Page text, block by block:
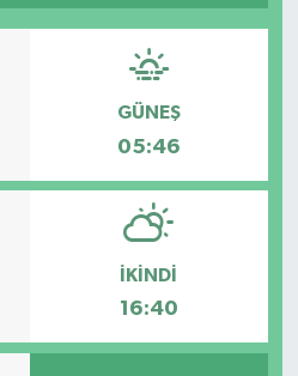
GÜNEŞ
05:46
İKINDI
16:40